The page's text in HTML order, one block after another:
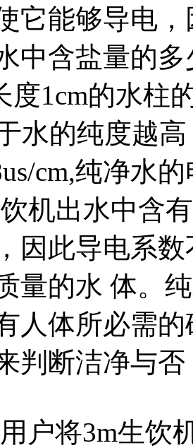
它能够导电
中含盐量的
度1cm的水柱
水的纯度越
cm,纯净水
机出水中含
因此导电系
量的水 体。
人体所必需
判断洁净与
户将3m生饮